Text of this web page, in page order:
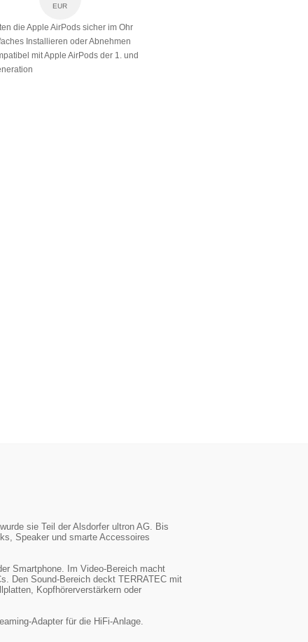
EUR
die Apple AirPods sicher im Ohr
Installieren oder Abnehmen
mit Apple AirPods der 1. und
sie Teil der Alsdorfer ultron AG. Bis
Speaker und smarte Accessoires
Smartphone. Im Video-Bereich macht
Den Sound-Bereich deckt TERRATEC mit
Kopfhörerverstärkern oder
Adapter für die HiFi-Anlage.